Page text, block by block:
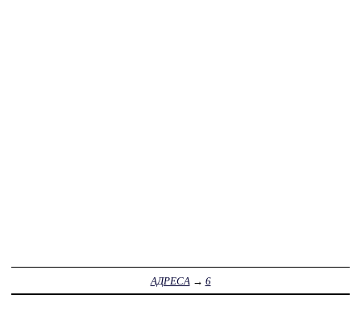
АДРЕСА → 6